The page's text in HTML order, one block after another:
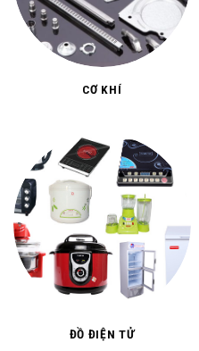
CƠ KHÍ
ĐỒ ĐIỆN TỬ